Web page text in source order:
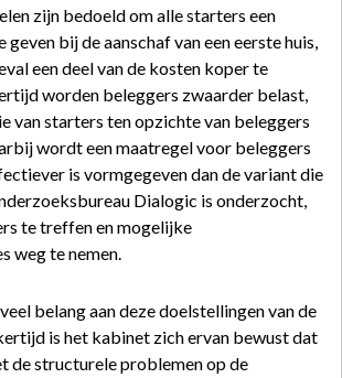
zijn bedoeld om alle starters een
geven bij de aanschaf van een eerste huis,
een deel van de kosten koper te
worden beleggers zwaarder belast,
van starters ten opzichte van beleggers
wordt een maatregel voor beleggers
is vormgegeven dan de variant die
Dialogic is onderzocht,
te treffen en mogelijke
weg te nemen.
belang aan deze doelstellingen van de
is het kabinet zich ervan bewust dat
de structurele problemen op de